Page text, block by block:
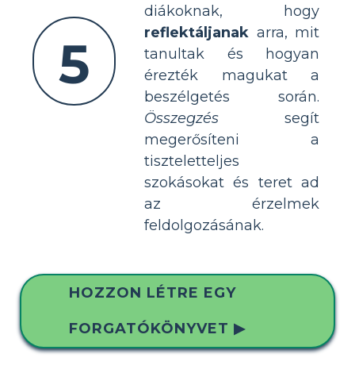
5
diákoknak, hogy
reflektáljanak arra, mit
tanultak és hogyan
érezték magukat a
beszélgetés során.
Összegzés segít
megerősíteni a
tiszteletteljes
szokásokat és teret ad
az érzelmek
feldolgozásának.
HOZZON LÉTRE EGY
FORGATÓKÖNYVET ▶